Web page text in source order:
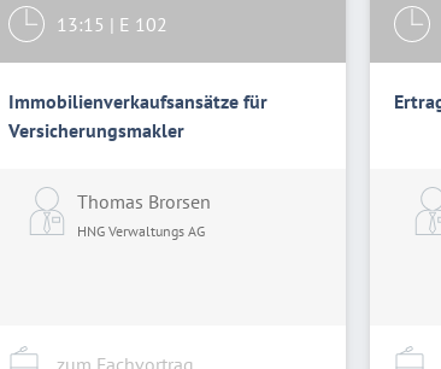
13:15 | E 102
Immobilienverkaufsansätze für
Versicherungsmakler
Thomas Brorsen
HNG Verwaltungs AG
zum Fachvortrag